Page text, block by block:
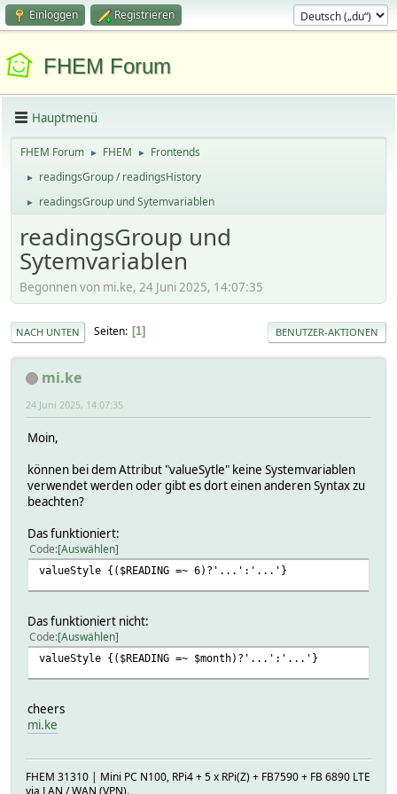
Einloggen Registrieren
FHEM Forum
Hauptmenü
FHEM Forum ► FHEM ► Frontends
► readingsGroup / readingsHistory
► readingsGroup und Sytemvariablen
readingsGroup und
Sytemvariablen
Begonnen von mi.ke, 24 Juni 2025, 14:07:35
NACH UNTEN Seiten 1 BENUTZER-AKTIONEN
mi.ke
24 Juni 2025, 14:07:35
Moin,
können bei dem Attribut "valueSytle" keine Systemvariablen
verwendet werden oder gibt es dort einen anderen Syntax zu
beachten?
Das funktioniert:
Code Auswählen
valueStyle {($READING =~ 6)?'...':'...'}
Das funktioniert nicht:
Code Auswählen
valueStyle {($READING =~ $month)?'...':'...'}
cheers
mi.ke
FHEM 31310 | Mini PC N100, RPi4 + 5 x RPi(Z) + FB7590 + FB 6890 LTE